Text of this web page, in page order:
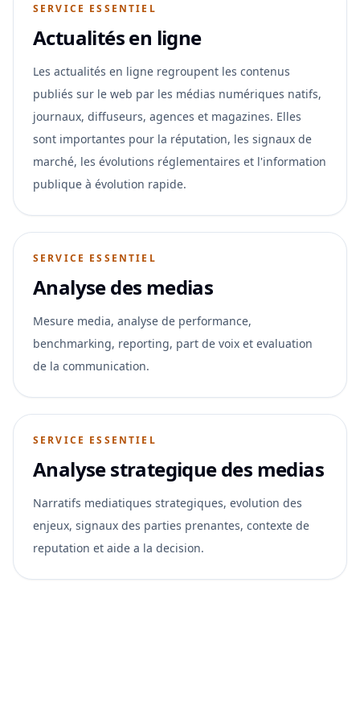
SERVICE ESSENTIEL
Actualités en ligne
Les actualités en ligne regroupent les contenus
publiés sur le web par les médias numériques natifs,
journaux, diffuseurs, agences et magazines. Elles
sont importantes pour la réputation, les signaux de
marché, les évolutions réglementaires et l'information
publique à évolution rapide.
SERVICE ESSENTIEL
Analyse des medias
Mesure media, analyse de performance,
benchmarking, reporting, part de voix et evaluation
de la communication.
SERVICE ESSENTIEL
Analyse strategique des medias
Narratifs mediatiques strategiques, evolution des
enjeux, signaux des parties prenantes, contexte de
reputation et aide a la decision.